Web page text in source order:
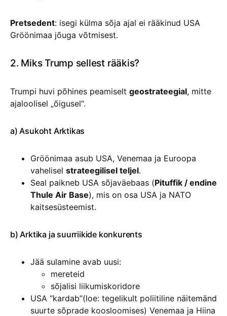
Pretsedent: isegi külma sõja ajal ei rääkinud USA
Gröönimaa jõuga võtmisest.
2. Miks Trump sellest rääkis?
Trumpi huvi põhines peamiselt geostrateegial, mitte
ajaloolisel „õigusel“.
a) Asukoht Arktikas
Gröönimaa asub USA, Venemaa ja Euroopa
vahelisel strateegilisel teljel.
Seal paikneb USA sõjaväebaas (Pituffik / endine
Thule Air Base), mis on osa USA ja NATO
kaitsesüsteemist.
b) Arktika ja suurriikide konkurents
Jää sulamine avab uusi:
mereteid
sõjalisi liikumiskoridore
USA “kardab”(loe: tegelikult poliitiline näitemänd
suurte sõprade koosloomises) Venemaa ja Hiina